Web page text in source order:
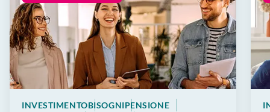
INVESTIMENTOBISOGNIPENSIONE